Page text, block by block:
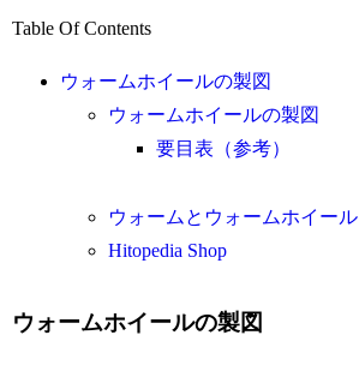
Table Of Contents
ウォームホイールの製図
ウォームホイールの製図
要目表（参考）
ウォームとウォームホイール
Hitopedia Shop
ウォームホイールの製図